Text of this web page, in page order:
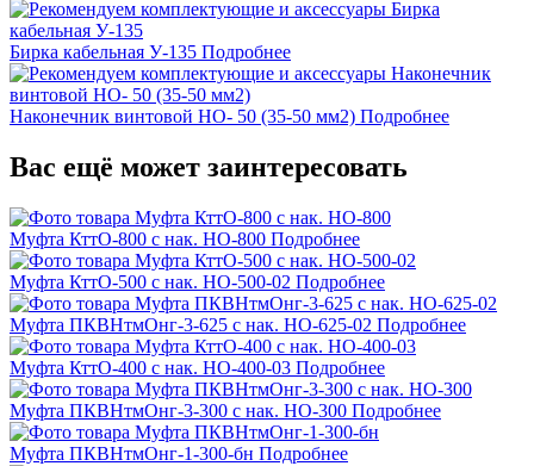
Бирка кабельная У-135 Подробнее
Наконечник винтовой НО- 50 (35-50 мм2) Подробнее
Вас ещё может заинтересовать
Муфта КттО-800 с нак. НО-800 Подробнее
Муфта КттО-500 с нак. НО-500-02 Подробнее
Муфта ПКВНтмОнг-3-625 с нак. НО-625-02 Подробнее
Муфта КттО-400 с нак. НО-400-03 Подробнее
Муфта ПКВНтмОнг-3-300 с нак. НО-300 Подробнее
Муфта ПКВНтмОнг-1-300-бн Подробнее